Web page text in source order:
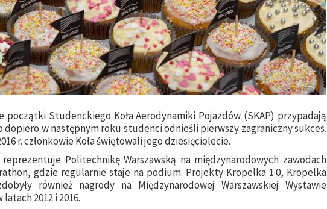
początki Studenckiego Koła Aerodynamiki Pojazdów (SKAP) przypadają
dopiero w następnym roku studenci odnieśli pierwszy zagraniczny sukces.
r. członkowie Koła świętowali jego dziesięciolecie.
Politechnikę Warszawską na międzynarodowych zawodach
gdzie regularnie staje na podium. Projekty Kropelka 1.0, Kropelka
również nagrody na Międzynarodowej Warszawskiej Wystawie
2012 i 2016.